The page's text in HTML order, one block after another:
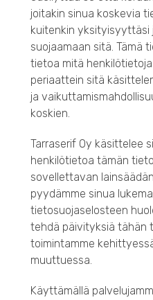
joitakin sinua koskevia
kuitenkin yksityisyyttäsi
suojaamaan sitä. Tämä
tietoa mitä
periaattein sitä
ja
koskien.
Tarraserif Oy käsittelee
henkilötietoa tämän
sovellettavan
pyydämme sinua
tietosuojaselosteen
tehdä päivityksiä tähän
toimintamme
muuttuessa.
Käyttämällä